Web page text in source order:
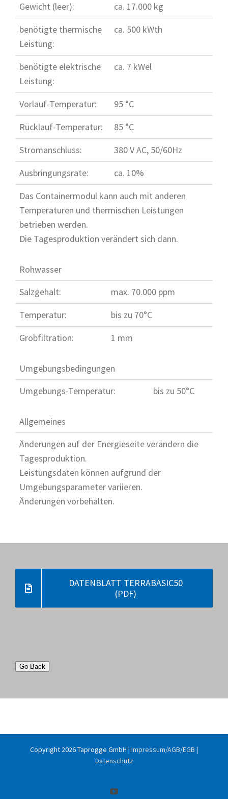
Gewicht (leer):
ca. 17.000 kg
benötigte thermische
Leistung:
ca. 500 kWth
benötigte elektrische
Leistung:
ca. 7 kWel
Vorlauf-Temperatur:
95 °C
Rücklauf-Temperatur:
85 °C
Stromanschluss:
380 V AC, 50/60Hz
Ausbringungsrate:
ca. 10%
Das Containermodul kann auch mit anderen
Temperaturen und thermischen Leistungen
betrieben werden.
Die Tagesproduktion verändert sich dann.
Rohwasser
Salzgehalt:
max. 70.000 ppm
Temperatur:
bis zu 70°C
Grobfiltration:
1 mm
Umgebungsbedingungen
Umgebungs-Temperatur:
bis zu 50°C
Allgemeines
Änderungen auf der Energieseite verändern die
Tagesproduktion.
Leistungsdaten können aufgrund der
Umgebungsparameter variieren.
Änderungen vorbehalten.
DATENBLATT TERRABASIC50
(PDF)
Go Back
Copyright 2026 Taprogge GmbH | Impressum/AGB/EGB |
Datenschutz
YouTube